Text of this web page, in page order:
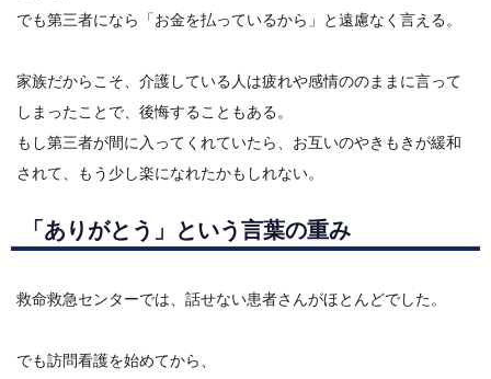
でも第三者になら「お金を払っているから」と遠慮なく言える。
家族だからこそ、介護している人は疲れや感情ののままに言って
しまったことで、後悔することもある。
もし第三者が間に入ってくれていたら、お互いのやきもきが緩和
されて、もう少し楽になれたかもしれない。
「ありがとう」という言葉の重み
救命救急センターでは、話せない患者さんがほとんどでした。
でも訪問看護を始めてから、